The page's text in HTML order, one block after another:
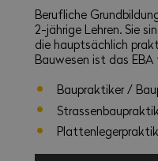
Berufliche
2-jährige Lehren. Sie
die hauptsächlich
Bauwesen ist das
Baupraktiker /